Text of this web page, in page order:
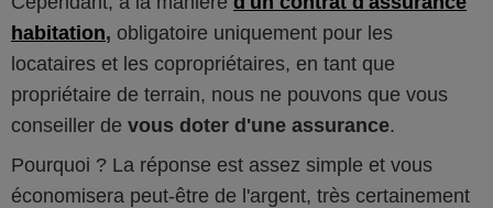
habitation, obligatoire uniquement pour les
locataires et les copropriétaires, en tant que
propriétaire de terrain, nous ne pouvons que vous
conseiller de vous doter d'une assurance.
Pourquoi ? La réponse est assez simple et vous
économisera peut-être de l'argent, très certainement